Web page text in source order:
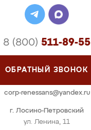
г. Лосино-Петровский
ул. Ленина, 11
8 (800) 511-89-55
ОБРАТНЫЙ ЗВОНОК
corp-renessans@yandex.ru